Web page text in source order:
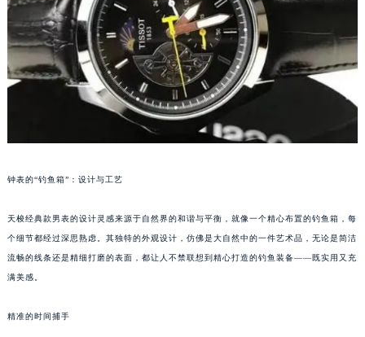
钟表的“钓鱼箱”：设计与工艺
天梭经典款男表的设计灵感来源于自然界的和谐与平衡，就像一个精心布置的钓鱼箱，每
个细节都经过深思熟虑。其独特的外观设计，仿佛是大自然中的一件艺术品，无论是简洁
流畅的线条还是精细打磨的表面，都让人不禁联想到精心打造的钓鱼装备——既实用又充
满美感。
精准的时间捕手